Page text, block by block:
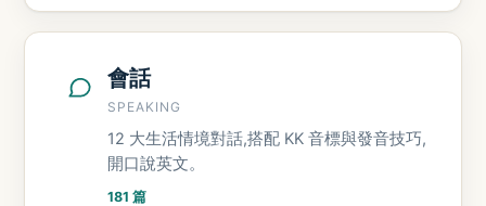
會話
SPEAKING
12 大生活情境對話,搭配 KK 音標與發音技巧,
開口說英文。
181 篇